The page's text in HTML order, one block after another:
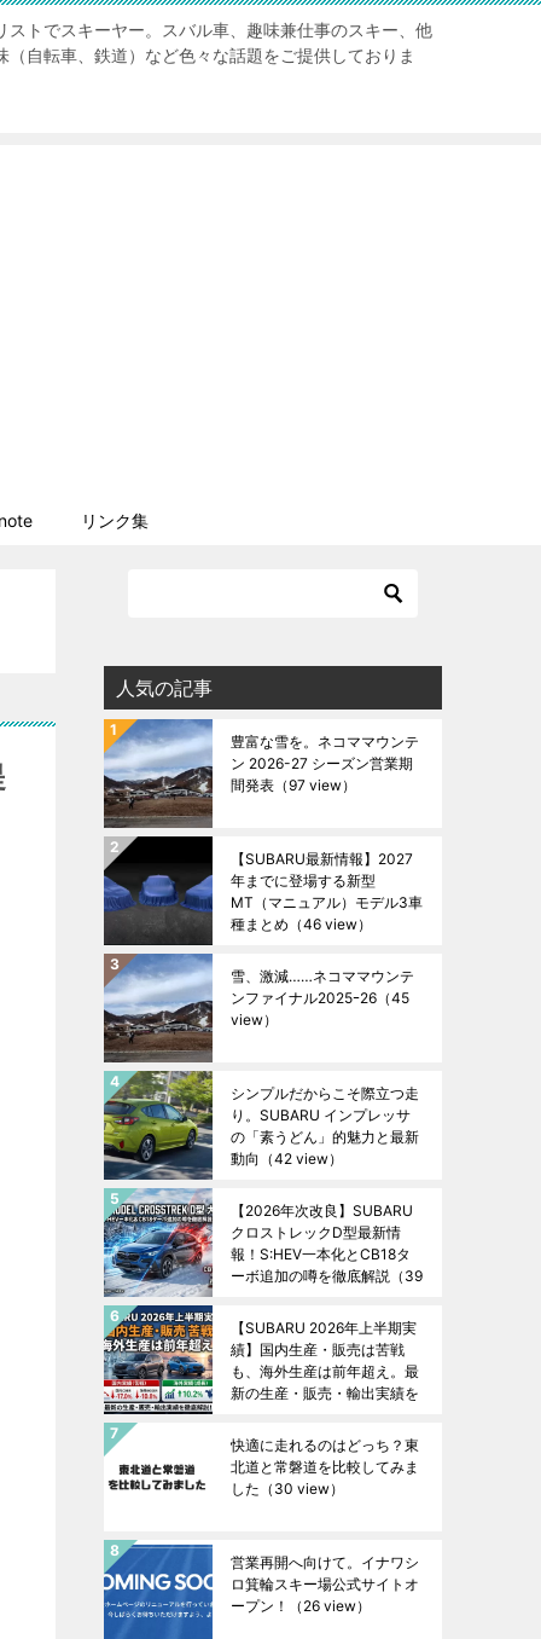
ストでスキーヤー。スバル車、趣味兼仕事のスキー、他
（自転車、鉄道）など色々な話題をご提供しておりま
リンク集
人気の記事
豊富な雪を。ネコママウンテ
ン 2026-27 シーズン営業期
間発表 （97 view）
【SUBARU最新情報】2027
年までに登場する新型
MT（マニュアル）モデル3車
種まとめ （46 view）
雪、激減……ネコママウンテ
ンファイナル2025ｰ26 （45
view）
シンプルだからこそ際立つ走
り。SUBARU インプレッサ
の「素うどん」的魅力と最新
動向 （42 view）
【2026年次改良】SUBARU
クロストレックD型最新情
報！S:HEV一本化とCB18タ
ーボ追加の噂を徹底解説 （39
【SUBARU 2026年上半期実
績】国内生産・販売は苦戦
も、海外生産は前年超え。最
新の生産・販売・輸出実績を
快適に走れるのはどっち？東
北道と常磐道を比較してみま
した （30 view）
営業再開へ向けて。イナワシ
ロ箕輪スキー場公式サイトオ
ープン！
（26 view）